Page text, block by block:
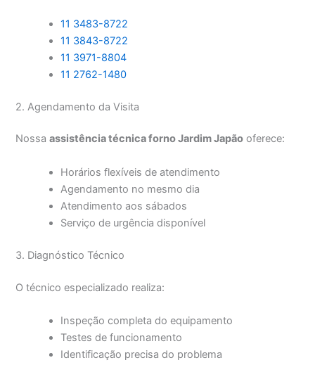
11 3483-8722
11 3843-8722
11 3971-8804
11 2762-1480
2. Agendamento da Visita
Nossaassistência técnica forno Jardim Japão oferece:
Horários flexíveis de atendimento
Agendamento no mesmo dia
Atendimento aos sábados
Serviço de urgência disponível
3. Diagnóstico Técnico
O técnico especializado realiza:
Inspeção completa do equipamento
Testes de funcionamento
Identificação precisa do problema